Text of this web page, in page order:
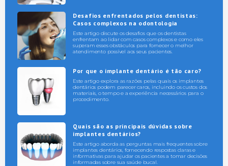
Desafios enfrentados pelos dentistas:
Casos complexos na odontologia
Este artigo discute os desafios que os dentistas
enfrentam ao lidar com casos complexos e como eles
superam esses obstáculos para fornecer o melhor
atendimento possível aos seus pacientes.
Por que o implante dentário é tão caro?
Este artigo explora as razões pelas quais os implantes
dentários podem parecer caros, incluindo os custos dos
materiais, o tempo e a experiência necessários para o
procedimento.
Quais são as principais dúvidas sobre
implantes dentários?
Este artigo aborda as perguntas mais frequentes sobre
implantes dentários, fornecendo respostas claras e
informativas para ajudar os pacientes a tomar decisões
informadas sobre sua saúde bucal.